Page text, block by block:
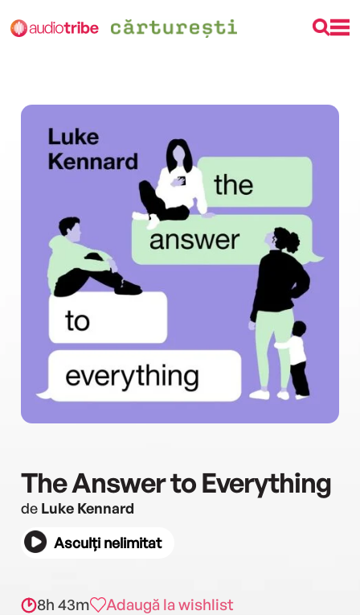
The Answer to Everything
de Luke Kennard
Asculți nelimitat
8h 43m Adaugă la wishlist